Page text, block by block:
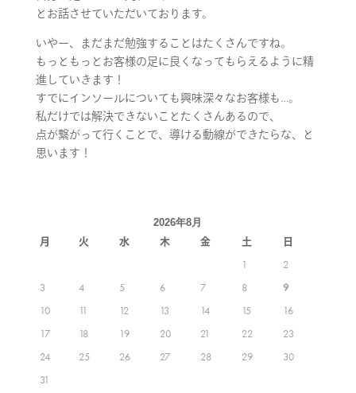
とお話させていただいております。
いやー、まだまだ勉強することはたくさんですね。
もっともっとお客様の足に良くなってもらえるように精
進していきます！
すでにインソールについても興味深々なお客様も…。
私だけでは解決できないことたくさんあるので、
点が繋がって行くことで、導ける動線ができたらな、と
思います！
2026年8月
月 火 水 木 金 土
日
1
2
3
4 5 6 7 8
9
10
11 12 13 14 15
16
17
18 19 20 21 22
23
24
25 26 27 28 29
30
31